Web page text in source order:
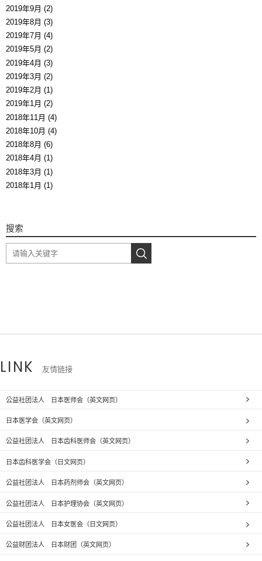
2019年9月 (2)
2019年8月 (3)
2019年7月 (4)
2019年5月 (2)
2019年4月 (3)
2019年3月 (2)
2019年2月 (1)
2019年1月 (2)
2018年11月 (4)
2018年10月 (4)
2018年8月 (6)
2018年4月 (1)
2018年3月 (1)
2018年1月 (1)
搜索
LINK 友情链接
公益社团法人 日本医师会（英文网页）
日本医学会（英文网页）
公益社团法人 日本齿科医师会（英文网页）
日本齿科医学会（日文网页）
公益社团法人 日本药剂师会（英文网页）
公益社团法人 日本护理协会（英文网页）
公益社团法人 日本女医会（日文网页）
公益财团法人 日本财团（英文网页）